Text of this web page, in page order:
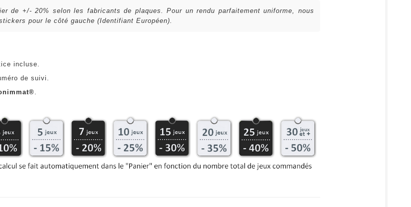
de +/- 20% selon les fabricants de plaques. Pour un rendu parfaitement uniforme, nous
pour le côté gauche (Identifiant Européen).
incluse.
de suivi.